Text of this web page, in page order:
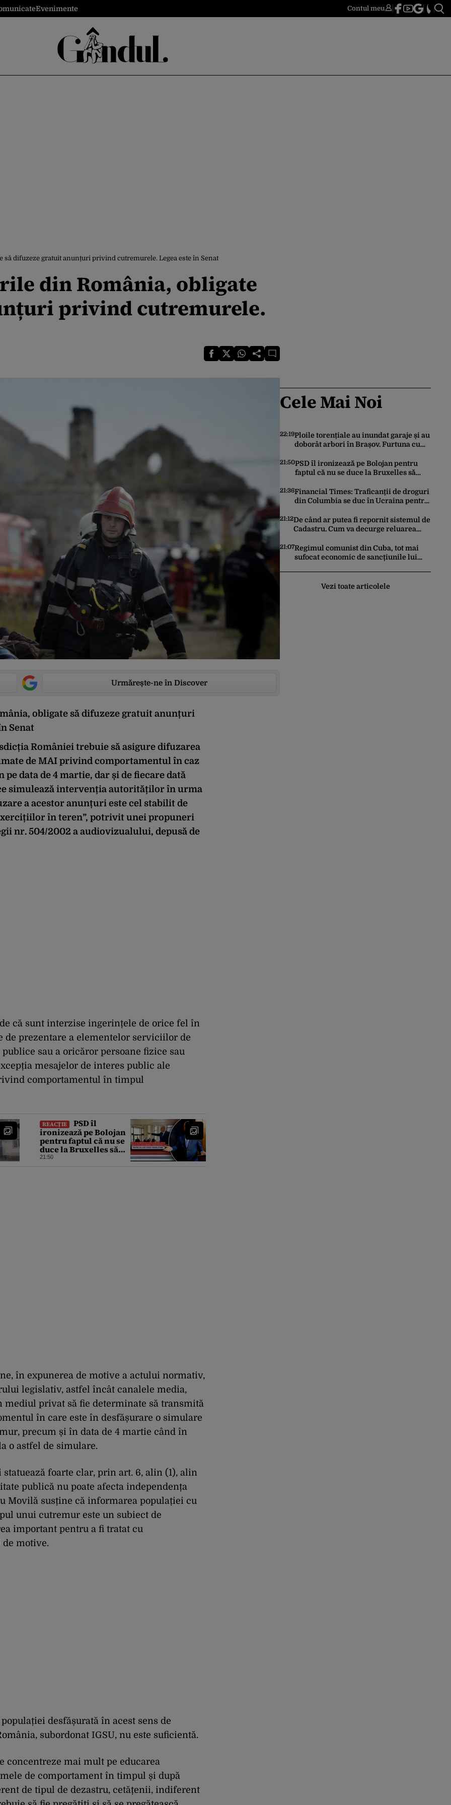
Evenimente Contul meu
difuzeze gratuit anunțuri privind cutremurele. Legea este în Senat
din România, obligate
privind cutremurele.
Urmărește-ne în Discover
obligate să difuzeze gratuit anunțuri
Senat
României trebuie să asigure difuzarea
de MAI privind comportamentul în caz
data de 4 martie, dar și de fiecare dată
simulează intervenția autorităților în urma
a acestor anunțuri este cel stabilit de
în teren”, potrivit unei propuneri
nr. 504/2002 a audiovizualului, depusă de
că sunt interzise ingerințele de orice fel în
prezentare a elementelor serviciilor de
sau a oricăror persoane fizice sau
mesajelor de interes public ale
comportamentul în timpul
REACȚIE
PSD îl
ironizează pe Bolojan
pentru faptul că nu se
duce la Bruxelles să
negocieze
21:50
în expunerea de motive a actului normativ,
legislativ, astfel încât canalele media,
mediul privat să fie determinate să transmită
în care este în desfășurare o simulare
precum și în data de 4 martie când în
o astfel de simulare.
foarte clar, prin art. 6, alin (1), alin
publică nu poate afecta independența
Movilă susține că informarea populației cu
unui cutremur este un subiect de
important pentru a fi tratat cu
motive.
desfășurată în acest sens de
subordonat IGSU, nu este suficientă.
concentreze mai mult pe educarea
de comportament în timpul și după
de tipul de dezastru, cetățenii, indiferent
Cele Mai Noi
22:19Ploile torențiale au inundat garaje și au
doborât arbori în Brașov. Furtuna cu
21:50PSD îl ironizează pe Bolojan pentru
faptul că nu se duce la Bruxelles să
termocentralelor: „Pentru că a dat
afară translatorii”
21:36Financial Times: Traficanții de droguri
din Columbia se duc în Ucraina pentru
21:12De când ar putea fi repornit sistemul de
Cadastru. Cum va decurge reluarea
21:07Regimul comunist din Cuba, tot mai
sufocat economic de sancțiunile lui
Vezi toate articolele